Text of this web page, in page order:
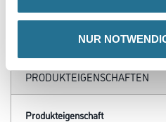
NUR
sehen
PRODUKTEIGENSCHAFTEN
Produkteigenschaft